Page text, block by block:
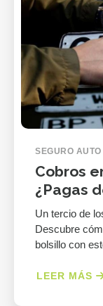
SEGURO AUTO
Cobros
¿Pagas
Un tercio de
Descubre
bolsillo con
LEER MÁS